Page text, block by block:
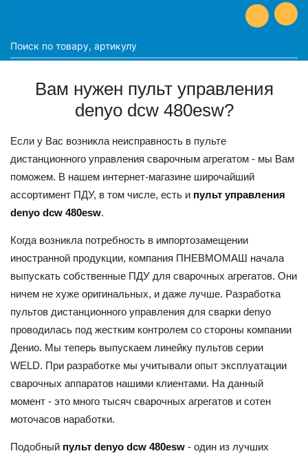
Вам нужен пульт управления
denyo dcw 480esw?
Если у Вас возникла неисправность в пульте
дистанционного управления сварочным агрегатом - мы Вам
поможем. В нашем интернет-магазине широчайший
ассортимент ПДУ, в том числе, есть и пульт управления
denyo dcw 480esw.
Когда возникла потребность в импортозамещении
иностранной продукции, компания ПНЕВМОМАШ начала
выпускать собственные ПДУ для сварочных агрегатов. Они
ничем не хуже оригинальных, и даже лучше. Разработка
пультов дистанционного управления для сварки denyo
проводилась под жестким контролем со стороны компании
Денио. Мы теперь выпускаем линейку пультов серии
WELD. При разработке мы учитывали опыт эксплуатации
сварочных аппаратов нашими клиентами. На данный
момент - это много тысяч сварочных агрегатов и сотен
моточасов наработки.
Подобный пульт denyo dcw 480esw - один из лучших